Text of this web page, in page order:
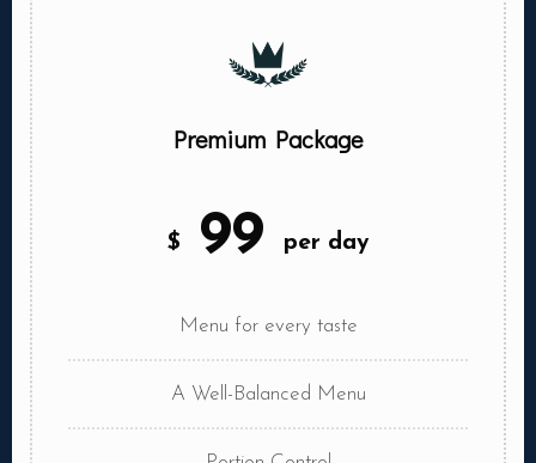
Premium Package
$ 99 per day
Menu for every taste
A Well-Balanced Menu